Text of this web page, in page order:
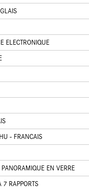
ELECTRONIQUE
- FRANCAIS
EN VERRE
7 RAPPORTS